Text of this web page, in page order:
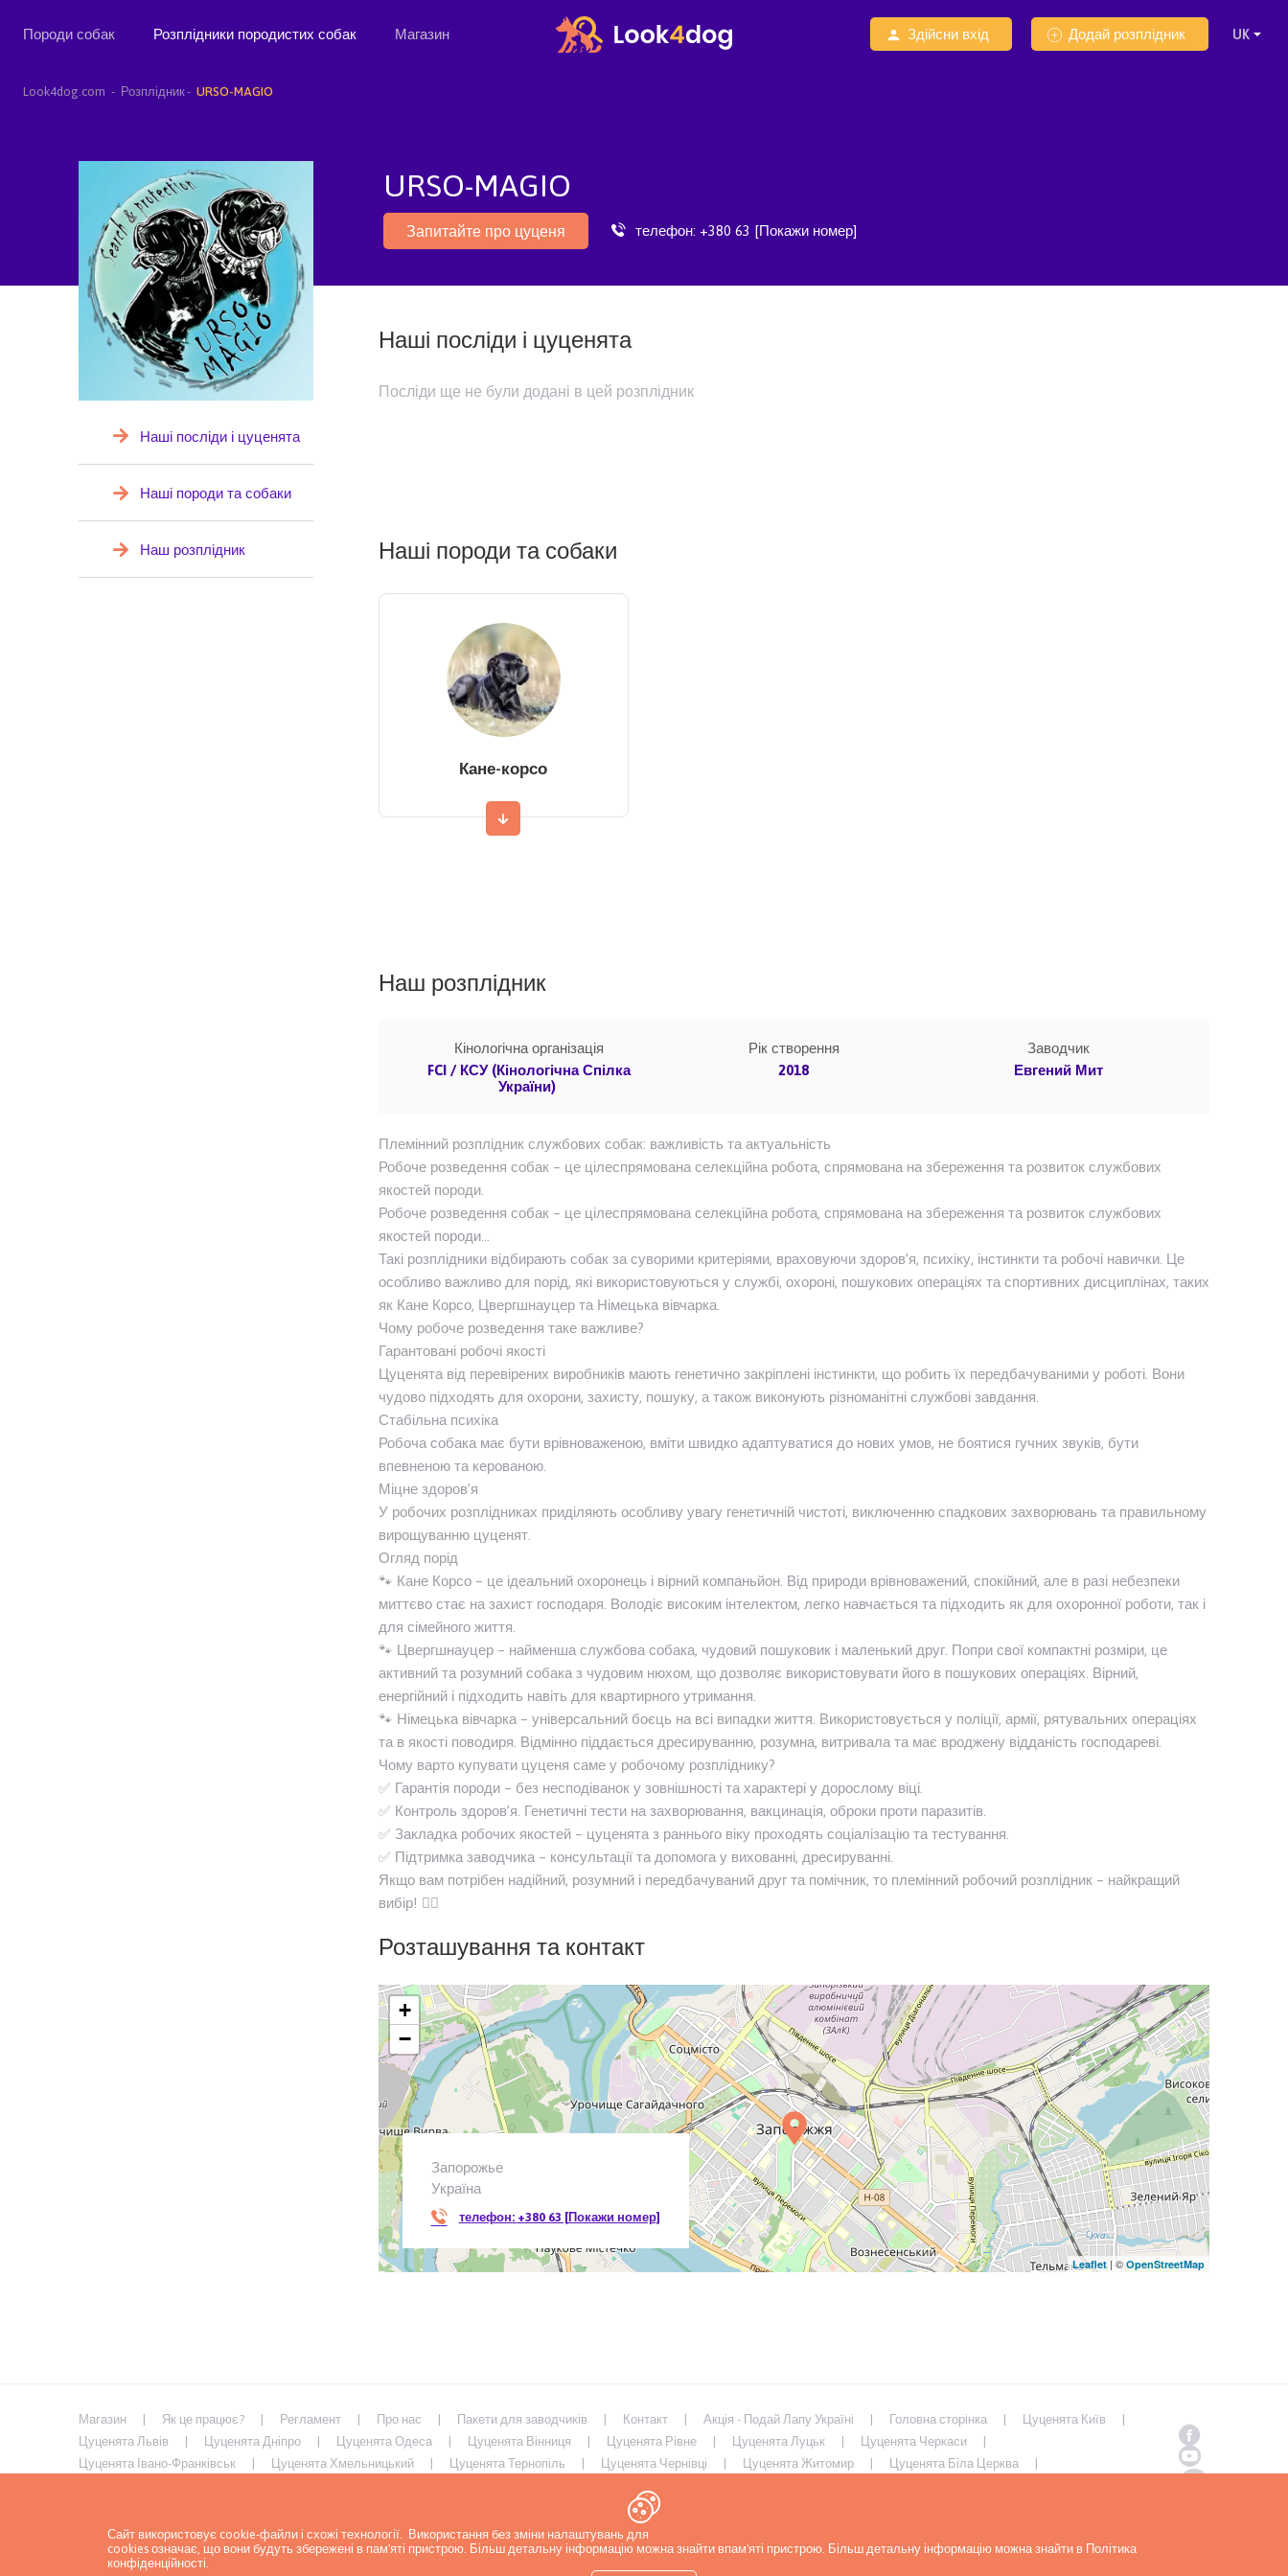
Породи собак Розплідники породистих собак Магазин Здійсни вхід Додай розплідник
Look4dog.com Розплідник URSO-MAGIO
URSO-MAGIO
Запитайте про цуценя телефон: +380 63 [Покажи номер]
Наші посліди і цуценята
Наші породи та собаки
Наш розплідник
Наші посліди і цуценята
Посліди ще не були додані в цей розплідник
Наші породи та собаки
Кане-корсо
Наш розплідник
Кінологічна організація
FCI / КСУ (Кінологічна Спілка
України)
Рік створення
2018
Заводчик
Евгений Мит
Племінний розплідник службових собак: важливість та актуальність
Робоче розведення собак – це цілеспрямована селекційна робота, спрямована на збереження та розвиток службових
якостей породи.
Робоче розведення собак – це цілеспрямована селекційна робота, спрямована на збереження та розвиток службових
якостей породи…
Такі розплідники відбирають собак за суворими критеріями, враховуючи здоров’я, психіку, інстинкти та робочі навички. Це
особливо важливо для порід, які використовуються у службі, охороні, пошукових операціях та спортивних дисциплінах, таких
як Кане Корсо, Цвергшнауцер та Німецька вівчарка.
Чому робоче розведення таке важливе?
Гарантовані робочі якості
Цуценята від перевірених виробників мають генетично закріплені інстинкти, що робить їх передбачуваними у роботі. Вони
чудово підходять для охорони, захисту, пошуку, а також виконують різноманітні службові завдання.
Стабільна психіка
Робоча собака має бути врівноваженою, вміти швидко адаптуватися до нових умов, не боятися гучних звуків, бути
впевненою та керованою.
Міцне здоров’я
У робочих розплідниках приділяють особливу увагу генетичній чистоті, виключенню спадкових захворювань та правильному
вирощуванню цуценят.
Огляд порід
🐾 Кане Корсо – це ідеальний охоронець і вірний компаньйон. Від природи врівноважений, спокійний, але в разі небезпеки
миттєво стає на захист господаря. Володіє високим інтелектом, легко навчається та підходить як для охоронної роботи, так і
для сімейного життя.
🐾 Цвергшнауцер – найменша службова собака, чудовий пошуковик і маленький друг. Попри свої компактні розміри, це
активний та розумний собака з чудовим нюхом, що дозволяє використовувати його в пошукових операціях. Вірний,
енергійний і підходить навіть для квартирного утримання.
🐾 Німецька вівчарка – універсальний боєць на всі випадки життя. Використовується у поліції, армії, рятувальних операціях
та в якості поводиря. Відмінно піддається дресируванню, розумна, витривала та має вроджену відданість господареві.
Чому варто купувати цуценя саме у робочому розпліднику?
✅ Гарантія породи – без несподіванок у зовнішності та характері у дорослому віці.
✅ Контроль здоров’я. Генетичні тести на захворювання, вакцинація, оброки проти паразитів.
✅ Закладка робочих якостей – цуценята з раннього віку проходять соціалізацію та тестування.
✅ Підтримка заводчика – консультації та допомога у вихованні, дресируванні.
Якщо вам потрібен надійний, розумний і передбачуваний друг та помічник, то племінний робочий розплідник – найкращий
вибір! 🐕‍🦺
Розташування та контакт
Запорожье
Україна
телефон: +380 63 [Покажи номер]
+
−
Leaflet| ©OpenStreetMap
Магазин Як це працює? Регламент Про нас Пакети для заводчиків Контакт Акція - Подай Лапу Україні Головна сторінка
Цуценята Київ
Цуценята Львів
Цуценята Дніпро Цуценята Одеса Цуценята Вінниця Цуценята Рівне Цуценята Луцьк
Цуценята Черкаси
Цуценята Івано-Франківськ
Цуценята Хмельницький Цуценята Тернопіль Цуценята Чернівці Цуценята Житомир
Цуценята Біла Церква
Сайт використовує cookie-файли і схожі технології. Використання без зміни налаштувань для
cookies означає, що вони будуть збережені в пам'яті пристрою. Більш детальну інформацію можна знайти впам'яті пристрою. Більш детальну інформацію можна знайти в Політика
конфіденційності.